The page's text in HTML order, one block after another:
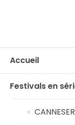
Accueil
Festivals en